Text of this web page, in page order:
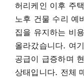
허리케인 이후 주
노후 건물 수리 예
집을 유지하는 비
올라갔습니다. 여
공급이 급증하며
상태입니다. 전체